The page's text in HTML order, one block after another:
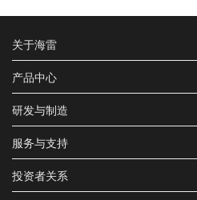
关于海雷
产品中心
研发与制造
服务与支持
投资者关系